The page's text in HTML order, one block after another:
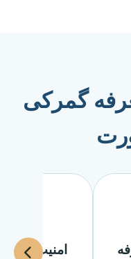
گمرکی
امنیت